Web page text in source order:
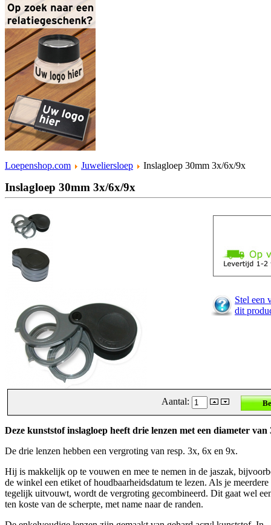
Loepenshop.com Juweliersloep Inslagloep 30mm 3x/6x/9x
Inslagloep 30mm 3x/6x/9x
Stel een
dit
Aantal:
Deze kunststof inslagloep heeft drie lenzen met een diameter van
De drie lenzen hebben een vergroting van resp. 3x, 6x en 9x.
Hij is makkelijk op te vouwen en mee te nemen in de jaszak,
de winkel een etiket of houdbaarheidsdatum te lezen. Als je meerdere
tegelijk uitvouwt, wordt de vergroting gecombineerd. Dit gaat wel
ten koste van de scherpte, met name naar de randen.